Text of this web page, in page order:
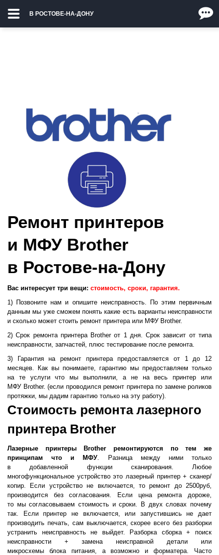
В РОСТОВЕ-НА-ДОНУ
Ремонт принтеров
и МФУ Brother
в Ростове-на-Дону
Вас интересует три вещи: стоимость, сроки, гарантия.
1) Позвоните нам и опишите неисправность. По этим первичным
данным мы уже сможем понять какие есть варианты неисправности
и сколько может стоить ремонт принтера или МФУ Brother.
2) Срок ремонта принтера Brother от 1 дня. Срок зависит от типа
неисправности, запчастей, плюс тестирование после ремонта.
3)
Гарантия на ремонт принтера предоставляется от 1 до 12
месяцев. Как вы понимаете, гарантию мы предоставляем только
на те услуги что мы выполнили, а не на весь принтер или
МФУ Brother. (если проводился ремонт принтера по замене роликов
протяжки, мы дадим гарантию только на эту работу).
Стоимость ремонта лазерного
принтера Brother
Лазерные принтеры Brother ремонтируются по тем же
принципам что и МФУ. Разница между ними только
в добавленной функции сканирования. Любое
многофункциональное устройство это лазерный принтер + сканер/
копир. Если устройство не включается, то ремонт до 2500руб,
производится без согласования. Если цена ремонта дороже,
то мы согласовываем стоимость и сроки. В двух словах почему
так. Если принтер не включается, или запустившись не дает
производить печать, сам выключается, скорее всего без разборки
устранить неисправность не выйдет. Разборка сборка + поиск
неисправности + замена неисправной детали или
микросхемы блока питания, а возможно и форматера. Часто